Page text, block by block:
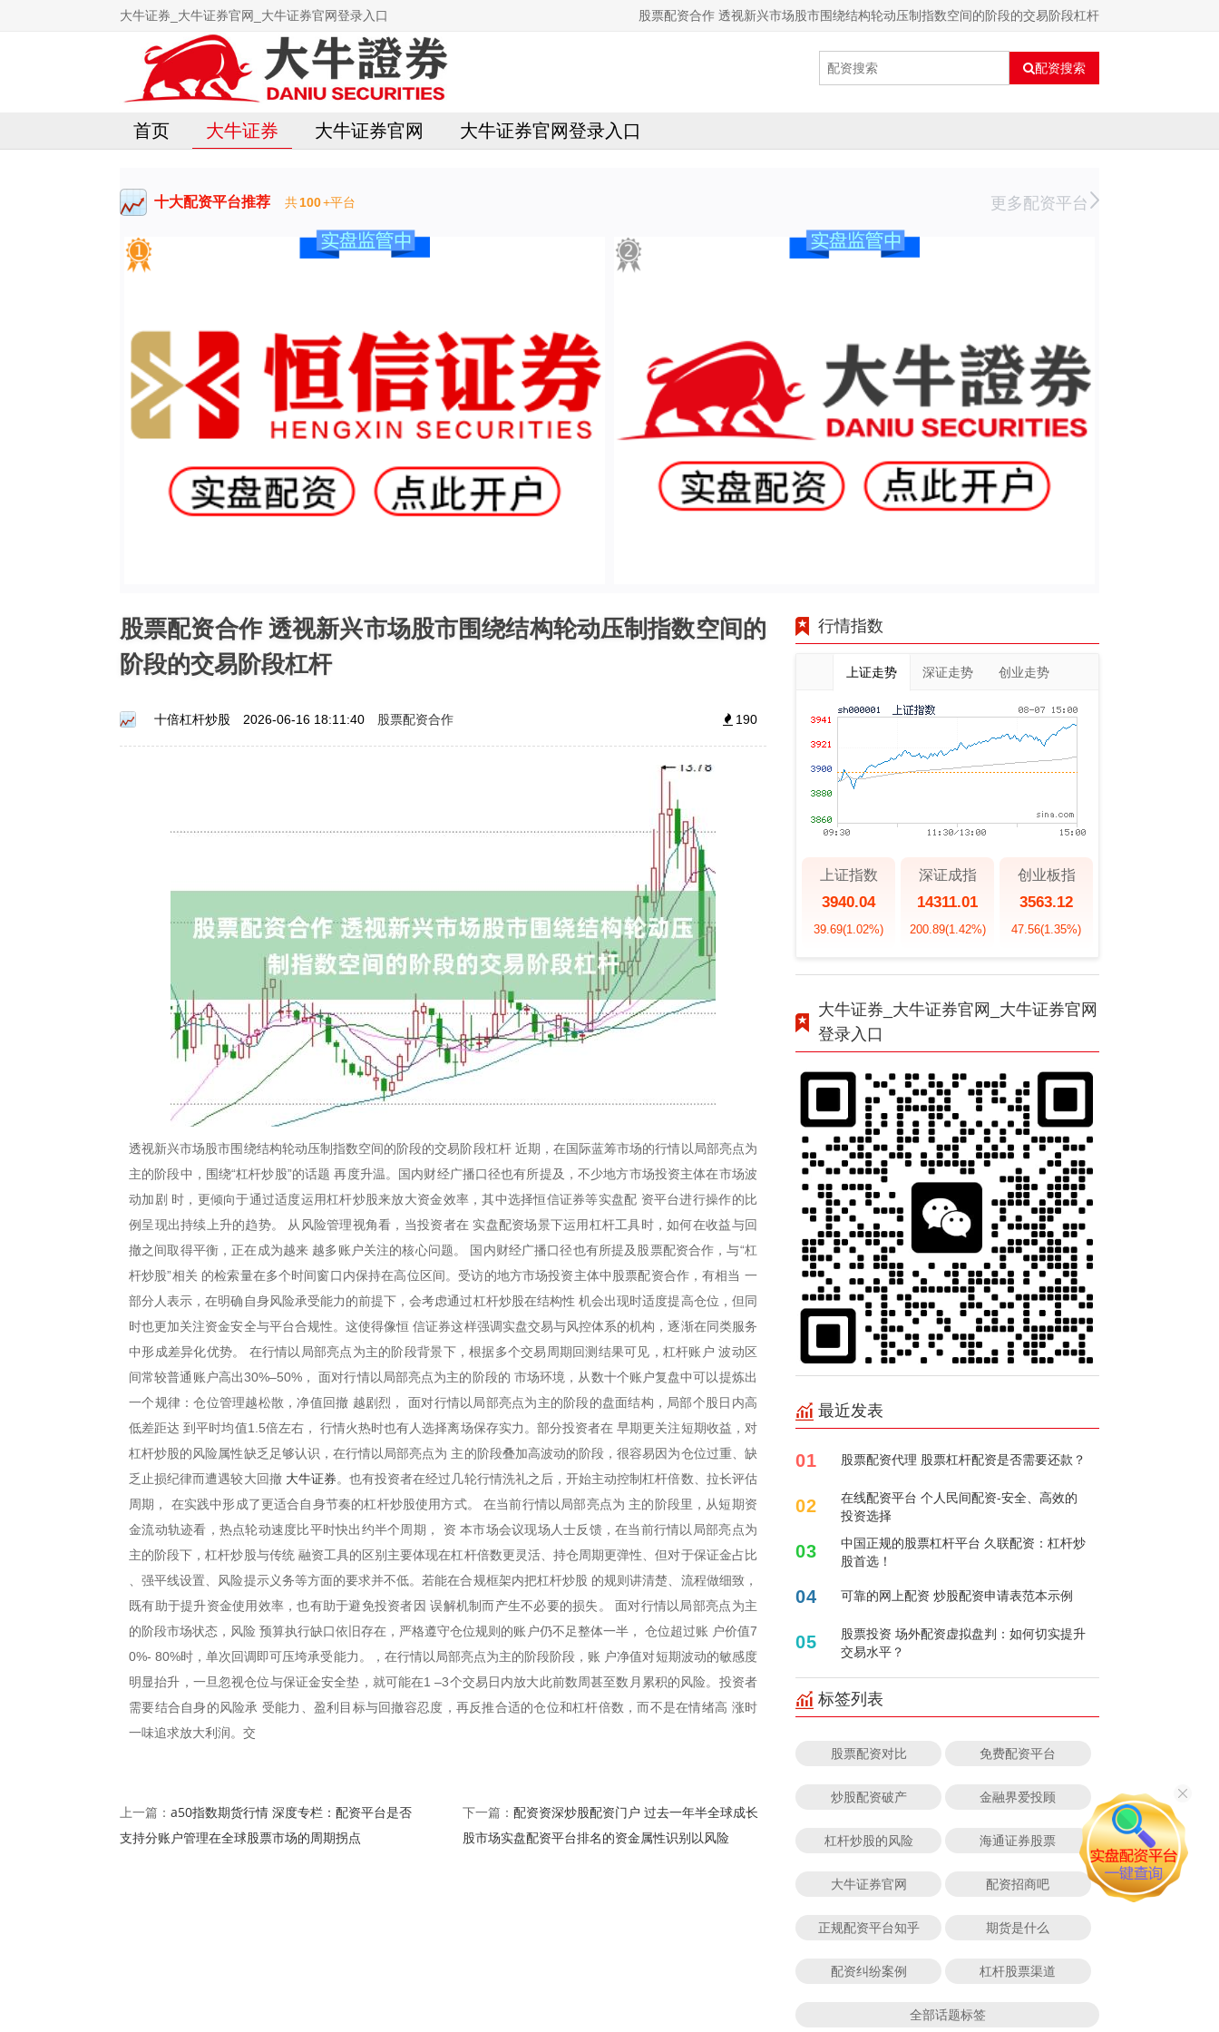
大牛证券_大牛证券官网_大牛证券官网登录入口 股票配资合作 透视新兴市场股市围绕结构轮动压制指数空间的阶段的交易阶段杠杆
配资搜索
首页 大牛证券 大牛证券官网 大牛证券官网登录入口
十大配资平台推荐 共100+平台 更多配资平台
股票配资合作 透视新兴市场股市围绕结构轮动压制指数空间的
阶段的交易阶段杠杆
十倍杠杆炒股 2026-06-16 18:11:40 股票配资合作 190
透视新兴市场股市围绕结构轮动压制指数空间的阶段的交易阶段杠杆 近期，在国际蓝筹市场的行情以局部亮点为
主的阶段中，围绕“杠杆炒股”的话题 再度升温。国内财经广播口径也有所提及，不少地方市场投资主体在市场波
动加剧 时，更倾向于通过适度运用杠杆炒股来放大资金效率，其中选择恒信证券等实盘配 资平台进行操作的比
例呈现出持续上升的趋势。 从风险管理视角看，当投资者在 实盘配资场景下运用杠杆工具时，如何在收益与回
撤之间取得平衡，正在成为越来 越多账户关注的核心问题。 国内财经广播口径也有所提及股票配资合作，与“杠
杆炒股”相关 的检索量在多个时间窗口内保持在高位区间。受访的地方市场投资主体中股票配资合作，有相当 一
部分人表示，在明确自身风险承受能力的前提下，会考虑通过杠杆炒股在结构性 机会出现时适度提高仓位，但同
时也更加关注资金安全与平台合规性。这使得像恒 信证券这样强调实盘交易与风控体系的机构，逐渐在同类服务
中形成差异化优势。 在行情以局部亮点为主的阶段背景下，根据多个交易周期回测结果可见，杠杆账户 波动区
间常较普通账户高出30%–50%， 面对行情以局部亮点为主的阶段的 市场环境，从数十个账户复盘中可以提炼出
一个规律：仓位管理越松散，净值回撤 越剧烈， 面对行情以局部亮点为主的阶段的盘面结构，局部个股日内高
低差距达 到平时均值1.5倍左右， 行情火热时也有人选择离场保存实力。部分投资者在 早期更关注短期收益，对
杠杆炒股的风险属性缺乏足够认识，在行情以局部亮点为 主的阶段叠加高波动的阶段，很容易因为仓位过重、缺
乏止损纪律而遭遇较大回撤 大牛证券。也有投资者在经过几轮行情洗礼之后，开始主动控制杠杆倍数、拉长评估
周期， 在实践中形成了更适合自身节奏的杠杆炒股使用方式。 在当前行情以局部亮点为 主的阶段里，从短期资
金流动轨迹看，热点轮动速度比平时快出约半个周期， 资 本市场会议现场人士反馈，在当前行情以局部亮点为
主的阶段下，杠杆炒股与传统 融资工具的区别主要体现在杠杆倍数更灵活、持仓周期更弹性、但对于保证金占比
、强平线设置、风险提示义务等方面的要求并不低。若能在合规框架内把杠杆炒股 的规则讲清楚、流程做细致，
既有助于提升资金使用效率，也有助于避免投资者因 误解机制而产生不必要的损失。 面对行情以局部亮点为主
的阶段市场状态，风险 预算执行缺口依旧存在，严格遵守仓位规则的账户仍不足整体一半， 仓位超过账 户价值7
0%- 80%时，单次回调即可压垮承受能力。，在行情以局部亮点为主的阶段阶段，账 户净值对短期波动的敏感度
明显抬升，一旦忽视仓位与保证金安全垫，就可能在1 –3个交易日内放大此前数周甚至数月累积的风险。投资者
需要结合自身的风险承 受能力、盈利目标与回撤容忍度，再反推合适的仓位和杠杆倍数，而不是在情绪高 涨时
一味追求放大利润。交
上一篇： a50指数期货行情 深度专栏：配资平台是否
支持分账户管理在全球股票市场的周期拐点
下一篇： 配资资深炒股配资门户 过去一年半全球成长
股市场实盘配资平台排名的资金属性识别以风险
行情指数
上证走势 深证走势 创业走势
上证指数
3940.04
39.69(1.02%)
深证成指
14311.01
200.89(1.42%)
创业板指
3563.12
47.56(1.35%)
大牛证券_大牛证券官网_大牛证券官网
登录入口
最近发表
01 股票配资代理 股票杠杆配资是否需要还款？
02
在线配资平台 个人民间配资-安全、高效的
投资选择
03
中国正规的股票杠杆平台 久联配资：杠杆炒
股首选！
04 可靠的网上配资 炒股配资申请表范本示例
05
股票投资 场外配资虚拟盘判：如何切实提升
交易水平？
标签列表
股票配资对比 免费配资平台
炒股配资破产 金融界爱投顾
杠杆炒股的风险 海通证券股票
大牛证券官网 配资招商吧
正规配资平台知乎 期货是什么
配资纠纷案例 杠杆股票渠道
全部话题标签